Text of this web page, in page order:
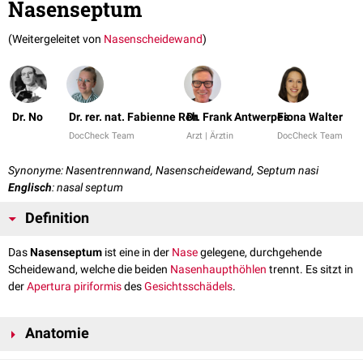
Nasenseptum
(Weitergeleitet von Nasenscheidewand)
Dr. No Dr. rer. nat. Fabienne Reh
DocCheck Team
Dr. Frank Antwerpes
Arzt | Ärztin
Fiona Walter
DocCheck Team
Synonyme: Nasentrennwand, Nasenscheidewand, Septum nasi
Englisch: nasal septum
Definition
DasNasenseptum ist eine in der Nasegelegene, durchgehende
Scheidewand, welche die beiden Nasenhaupthöhlen trennt. Es sitzt in
derApertura piriformisdesGesichtsschädels.
Anatomie